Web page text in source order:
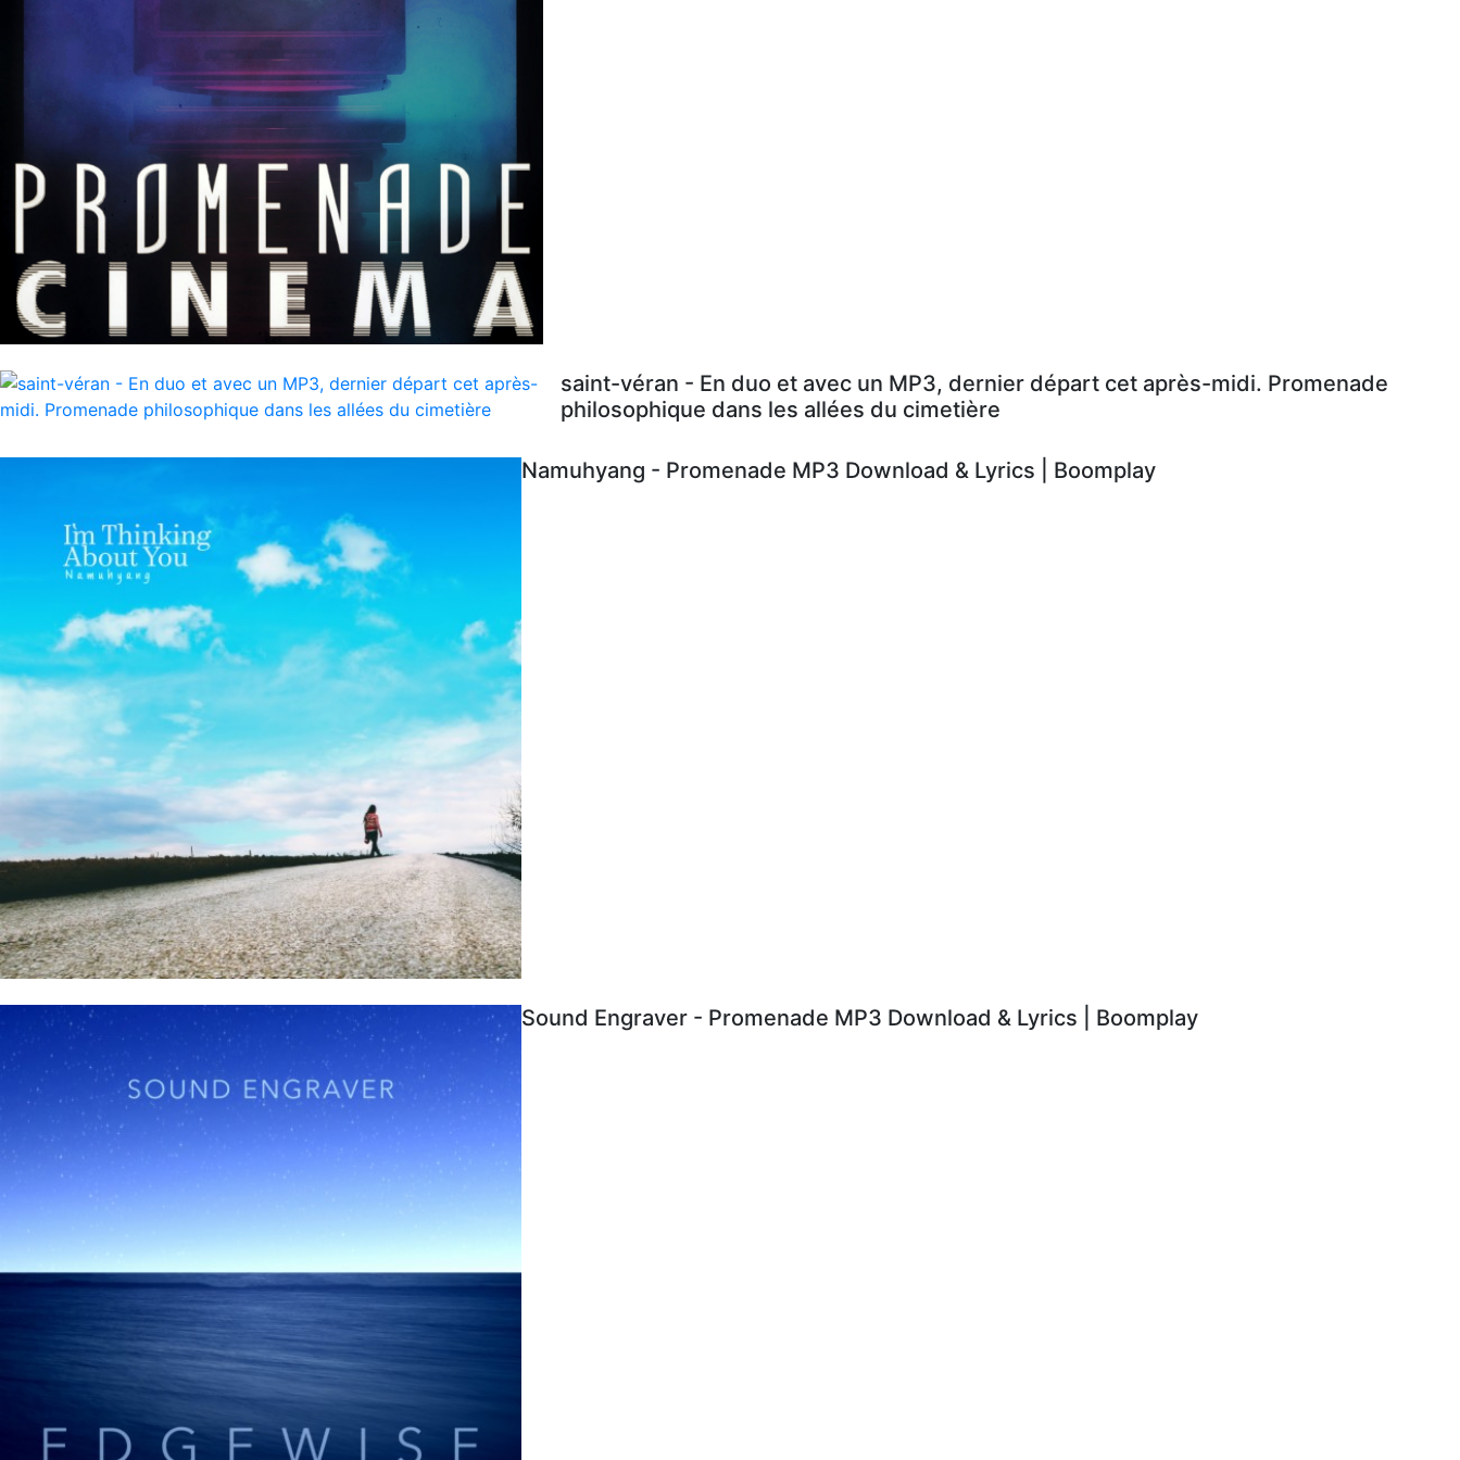
saint-véran - En duo et avec un MP3, dernier départ cet après-midi. Promenade
philosophique dans les allées du cimetière
Namuhyang - Promenade MP3 Download & Lyrics | Boomplay
Sound Engraver - Promenade MP3 Download & Lyrics | Boomplay